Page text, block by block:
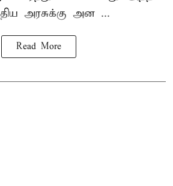
அரசுக்கு அன ...
Read More